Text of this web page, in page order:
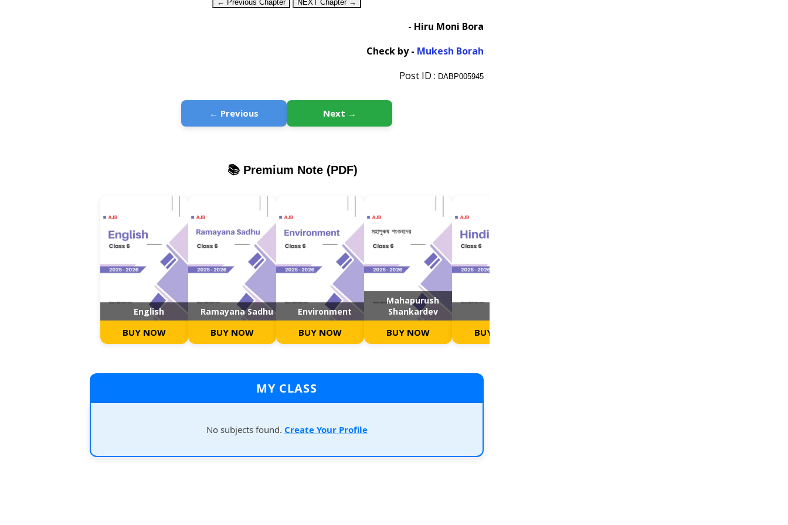
← Previous Chapter NEXT Chapter →
- Hiru Moni Bora
Check by - Mukesh Borah
Post ID : DABP005945
← Previous Next →
📚 Premium Note (PDF)
English
BUY NOW
Ramayana Sadhu
BUY NOW
Environment
BUY NOW
Mahapurush
Shankardev
BUY NOW BUY NOW
MY CLASS
No subjects found. Create Your Profile